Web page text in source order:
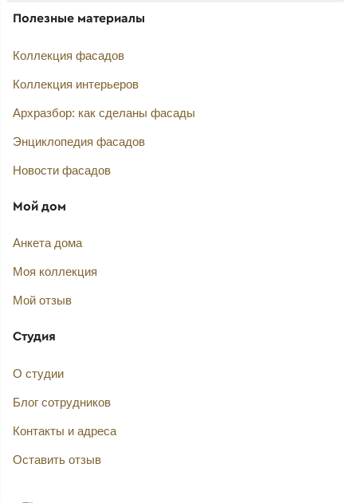
Полезные материалы
Коллекция фасадов
Коллекция интерьеров
Архразбор: как сделаны фасады
Энциклопедия фасадов
Новости фасадов
Мой дом
Анкета дома
Моя коллекция
Мой отзыв
Студия
О студии
Блог сотрудников
Контакты и адреса
Оставить отзыв